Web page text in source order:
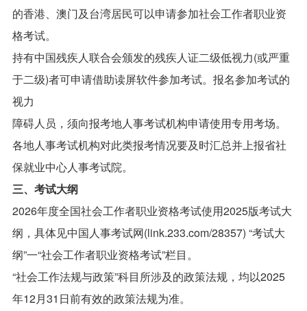
的香港、澳门及台湾居民可以申请参加社会工作者职业资
格考试。
持有中国残疾人联合会颁发的残疾人证二级低视力(或严重
于二级)者可申请借助读屏软件参加考试。报名参加考试的
视力
障碍人员，须向报考地人事考试机构申请使用专用考场。
各地人事考试机构对此类报考情况要及时汇总并上报省社
保就业中心人事考试院。
三、考试大纲
2026年度全国社会工作者职业资格考试使用2025版考试大
纲，具体见中国人事考试网(link.233.com/28357) “考试大
纲”一“社会工作者职业资格考试”栏目。
“社会工作法规与政策”科目所涉及的政策法规，均以2025
年12月31日前有效的政策法规为准。